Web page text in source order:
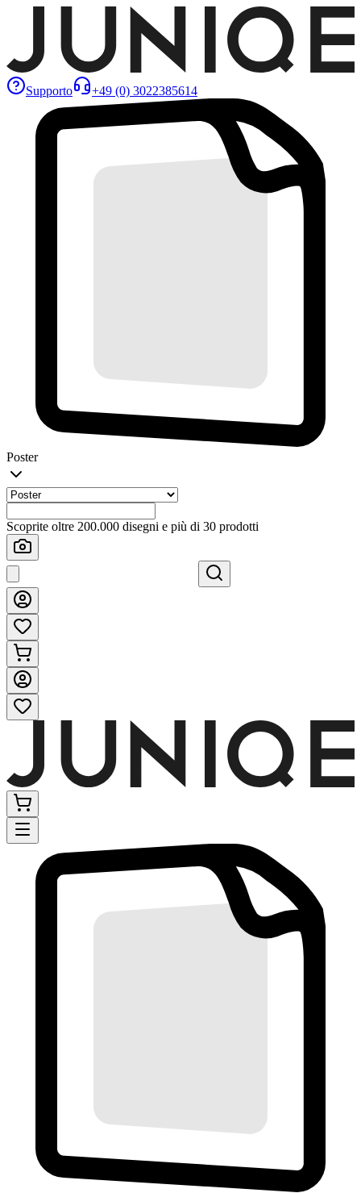
Supporto +49 (0) 3022385614
Poster
Scoprite oltre 200.000 disegni e più di 30 prodotti